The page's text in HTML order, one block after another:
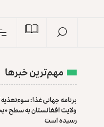
مهم‌ترین خبرها
ولایت افغانستان به سطح
رسیده است